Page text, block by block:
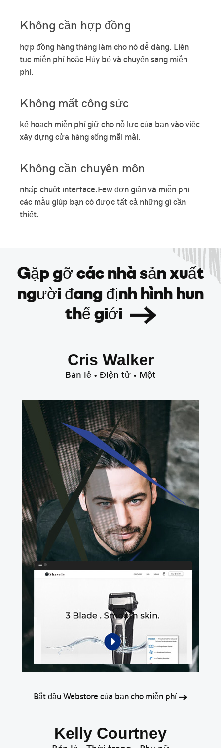
Không cần hợp đồng
hợp đồng hàng tháng làm cho nó dễ dàng. Liên
tục miễn phí hoặc Hủy bỏ và chuyển sang miễn
phí.
Không mất công sức
kế hoạch miễn phí giữ cho nỗ lực của bạn vào việc
xây dựng cửa hàng sống mãi mãi.
Không cần chuyên môn
nhấp chuột interface.Few đơn giản và miễn phí
các mẫu giúp bạn có được tất cả những gì cần
thiết.
Gặp gỡ các nhà sản xuất
người đang định hình hun
thế giới
Cris Walker
Bán lẻ • Điện tử • Một
Bắt đầu Webstore của bạn cho miễn phí
Kelly Courtney